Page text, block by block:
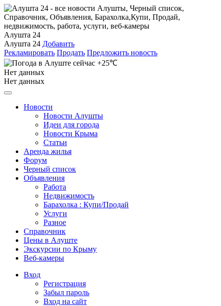
Алушта 24
Алушта 24 Добавить
Рекламировать Продать Предложить новость
+25℃
Нет данных
Нет данных
Новости
Новости Алушты
Идеи для города
Новости Крыма
Статьи
Аренда жилья
Форум
Черный список
Объявления
Работа
Недвижимость
Барахолка : Купи/Продай
Услуги
Разное
Справочник
Цены в Алуште
Экскурсии по Крыму
Веб-камеры
Вход
Регистрация
Забыл пароль
Вход на сайт